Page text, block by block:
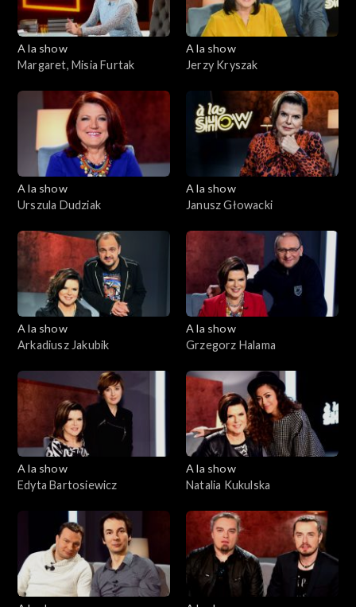
A la show
Margaret, Misia Furtak
A la show
Jerzy Kryszak
A la show
Urszula Dudziak
A la show
Janusz Głowacki
A la show
Arkadiusz Jakubik
A la show
Grzegorz Halama
A la show
Edyta Bartosiewicz
A la show
Natalia Kukulska